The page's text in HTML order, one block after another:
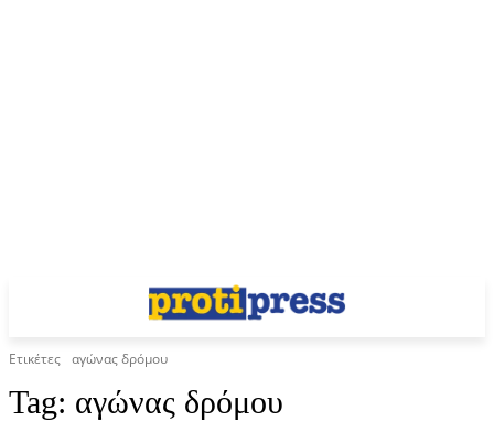
Ετικέτες αγώνας δρόμου
Tag: αγώνας δρόμου